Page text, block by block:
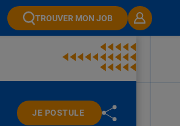
TROUVER MON JOB
JE POSTULE